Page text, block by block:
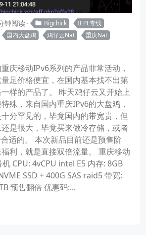
钟阅读 Bigchick
IEPL专线
国内大盘鸡 鸡仔云Nat
重庆Nat
庆移动IPv6系列的产品非常活动，
足价格便宜，在国内基本找不出第
样的产品了。 昨天鸡仔云又开始上
殊，来自国内重庆IPv6的大盘鸡，
分罕见的，毕竟国内的带宽贵，但
是很大，毕竟买来做冷存储，或者
适的。 本次新品目前还是预售阶
利，就是直接双倍流量。 重庆移动
CPU: 4vCPU intel E5 内存: 8GB
SSD + 400G SAS raid5 带宽:
预售翻倍 优惠码:...